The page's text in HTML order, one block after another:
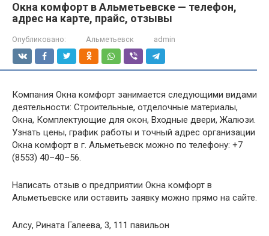
Окна комфорт в Альметьевске — телефон,
адрес на карте, прайс, отзывы
Опубликовано: Альметьевск admin
Компания Окна комфорт занимается следующими видами
деятельности: Строительные, отделочные материалы,
Окна, Комплектующие для окон, Входные двери, Жалюзи.
Узнать цены, график работы и точный адрес организации
Окна комфорт в г. Альметьевск можно по телефону: +7
(8553) 40–40–56.
Написать отзыв о предприятии Окна комфорт в
Альметьевске или оставить заявку можно прямо на сайте.
Алсу, Рината Галеева, 3, 111 павильон